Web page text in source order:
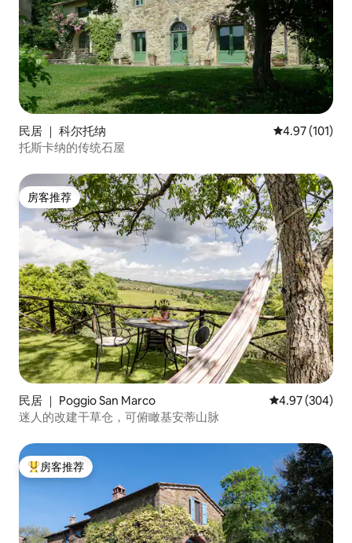
民居 ｜ 科尔托纳 平均评分 4.97
4.97 (101)
托斯卡纳的传统石屋
房客推荐
房客推荐
民居 ｜ Poggio San Marco 平均评分 4.97
4.97 (304)
迷人的改建干草仓，可俯瞰基安蒂山脉
热门「房客推荐」
房客推荐